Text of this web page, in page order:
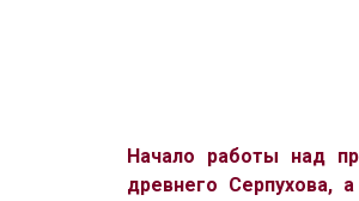
Начало работы над
древнего Серпухова,